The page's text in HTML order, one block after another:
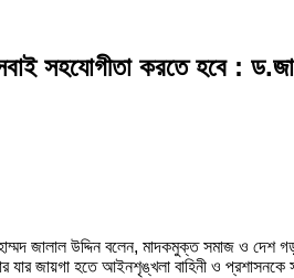
সহযোগীতা করতে হবে :
জালাল উদ্দিন বলেন, মাদকমুক্ত সমাজ ও দেশ
যার জায়গা হতে আইনশৃঙ্খলা বাহিনী ও